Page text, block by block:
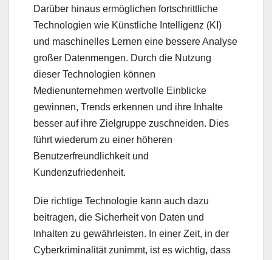
Darüber hinaus ermöglichen fortschrittliche
Technologien wie Künstliche Intelligenz (KI)
und maschinelles Lernen eine bessere Analyse
großer Datenmengen. Durch die Nutzung
dieser Technologien können
Medienunternehmen wertvolle Einblicke
gewinnen, Trends erkennen und ihre Inhalte
besser auf ihre Zielgruppe zuschneiden. Dies
führt wiederum zu einer höheren
Benutzerfreundlichkeit und
Kundenzufriedenheit.
Die richtige Technologie kann auch dazu
beitragen, die Sicherheit von Daten und
Inhalten zu gewährleisten. In einer Zeit, in der
Cyberkriminalität zunimmt, ist es wichtig, dass